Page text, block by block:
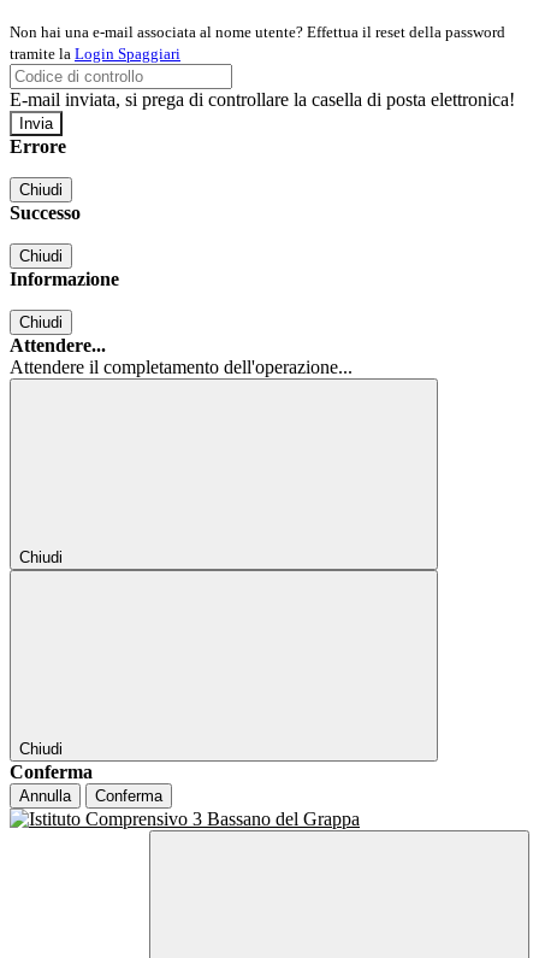
Non hai una e-mail associata al nome utente? Effettua il reset della password
tramite la Login Spaggiari
E-mail inviata, si prega di controllare la casella di posta elettronica!
Errore
Chiudi
Successo
Chiudi
Informazione
Chiudi
Attendere...
Attendere il completamento dell'operazione...
Chiudi
Chiudi
Conferma
Annulla Conferma